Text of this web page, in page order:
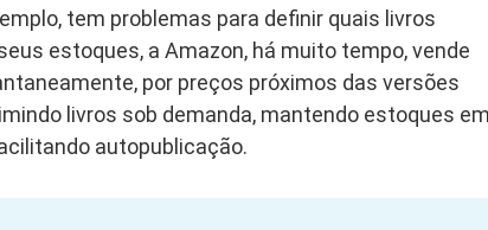
tem problemas para definir quais livros
estoques, a Amazon, há muito tempo, vende
por preços próximos das versões
livros sob demanda, mantendo estoques
autopublicação.